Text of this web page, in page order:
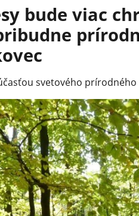
bude viac
svetového prírodného